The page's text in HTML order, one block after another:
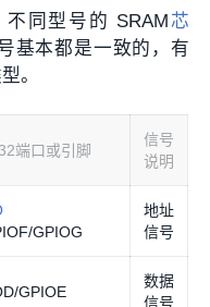
同型号的 SRAM 芯
基本都是一致的，有
。
端口或引脚
信号
说明
GPIOG
地址
信号
GPIOE
数据
信号